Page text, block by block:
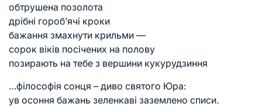
обтрушена позолота
дрібні гороб’ячі кроки
бажання змахнути крильми —
сорок віків посічених на полову
позирають на тебе з вершини кукурудзиння
…філософія сонця – диво святого Юра:
ув осоння бажань зеленкаві заземлено списи.